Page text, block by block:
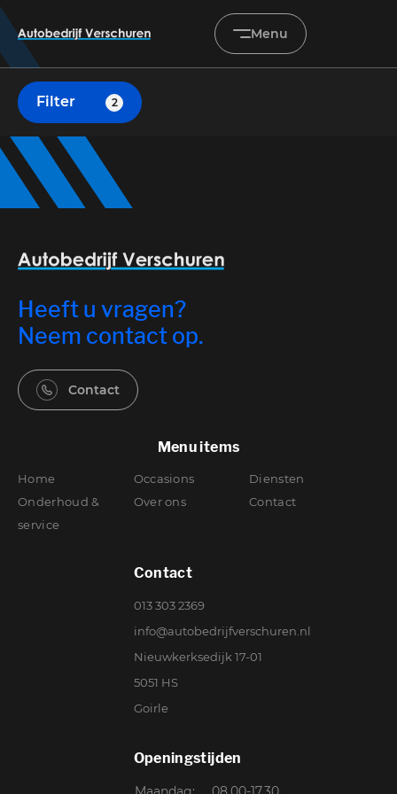
Menu
Home
Diensten
Over ons
Filter 2
Heeft u vragen?
Neem contact op.
Contact
Menu items
Home Occasions
Diensten
Onderhoud &
service
Over ons Contact
Contact
013 303 2369
info@autobedrijfverschuren.nl
Nieuwkerksedijk 17-01
5051 HS
Goirle
Openingstijden